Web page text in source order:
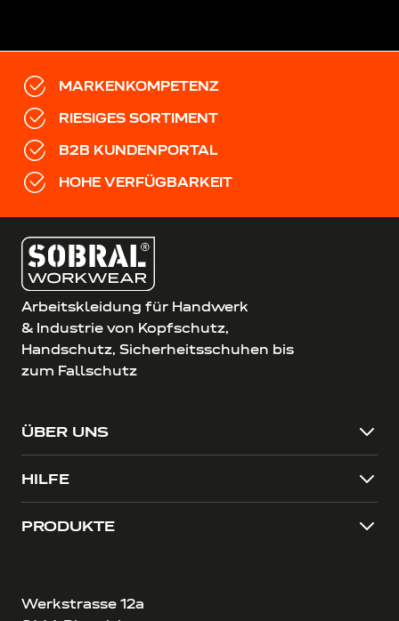
MARKENKOMPETENZ
RIESIGES SORTIMENT
B2B KUNDENPORTAL
HOHE VERFÜGBARKEIT
Arbeitskleidung für Handwerk
& Industrie von Kopfschutz,
Handschutz, Sicherheitsschuhen bis
zum Fallschutz
ÜBER UNS
HILFE
PRODUKTE
Werkstrasse 12a